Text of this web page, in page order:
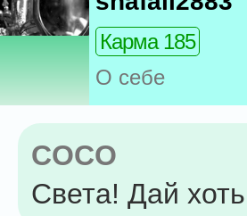
Карма 185
О себе
COCO
Света! Дай